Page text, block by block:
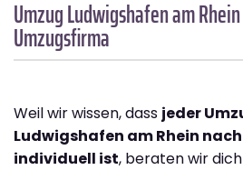
Umzug Ludwigshafen am Rhein
Umzugsfirma
Weil wir wissen, dass jeder
Ludwigshafen am Rhein
individuell ist, beraten wir